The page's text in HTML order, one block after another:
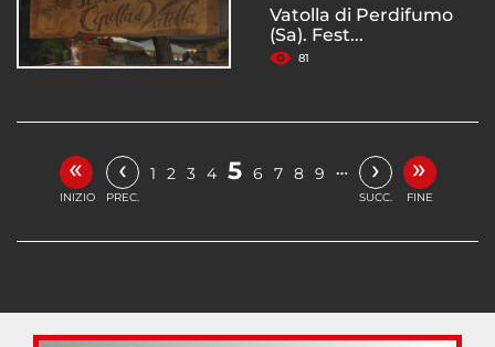
Vatolla di Perdifumo
(Sa). Fest...
81
«
INIZIO
‹
PREC.
1 2 3 4 5 6 7 8 9 … ›
SUCC.
»
FINE